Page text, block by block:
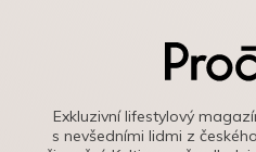
Exkluzivní lifestylový
s nevšedními lidmi z